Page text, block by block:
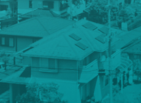
ん
ENTRY